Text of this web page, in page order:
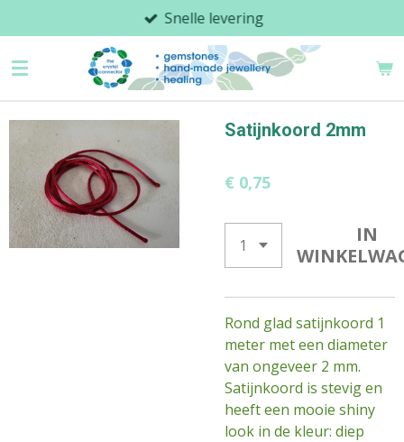
direct
naar
Snelle levering
Satijnkoord 2mm
€ 0,75
IN
Rond glad satijnkoord 1
meter met een diameter
van ongeveer 2 mm.
Satijnkoord is stevig en
heeft een mooie shiny
look in de kleur: diep